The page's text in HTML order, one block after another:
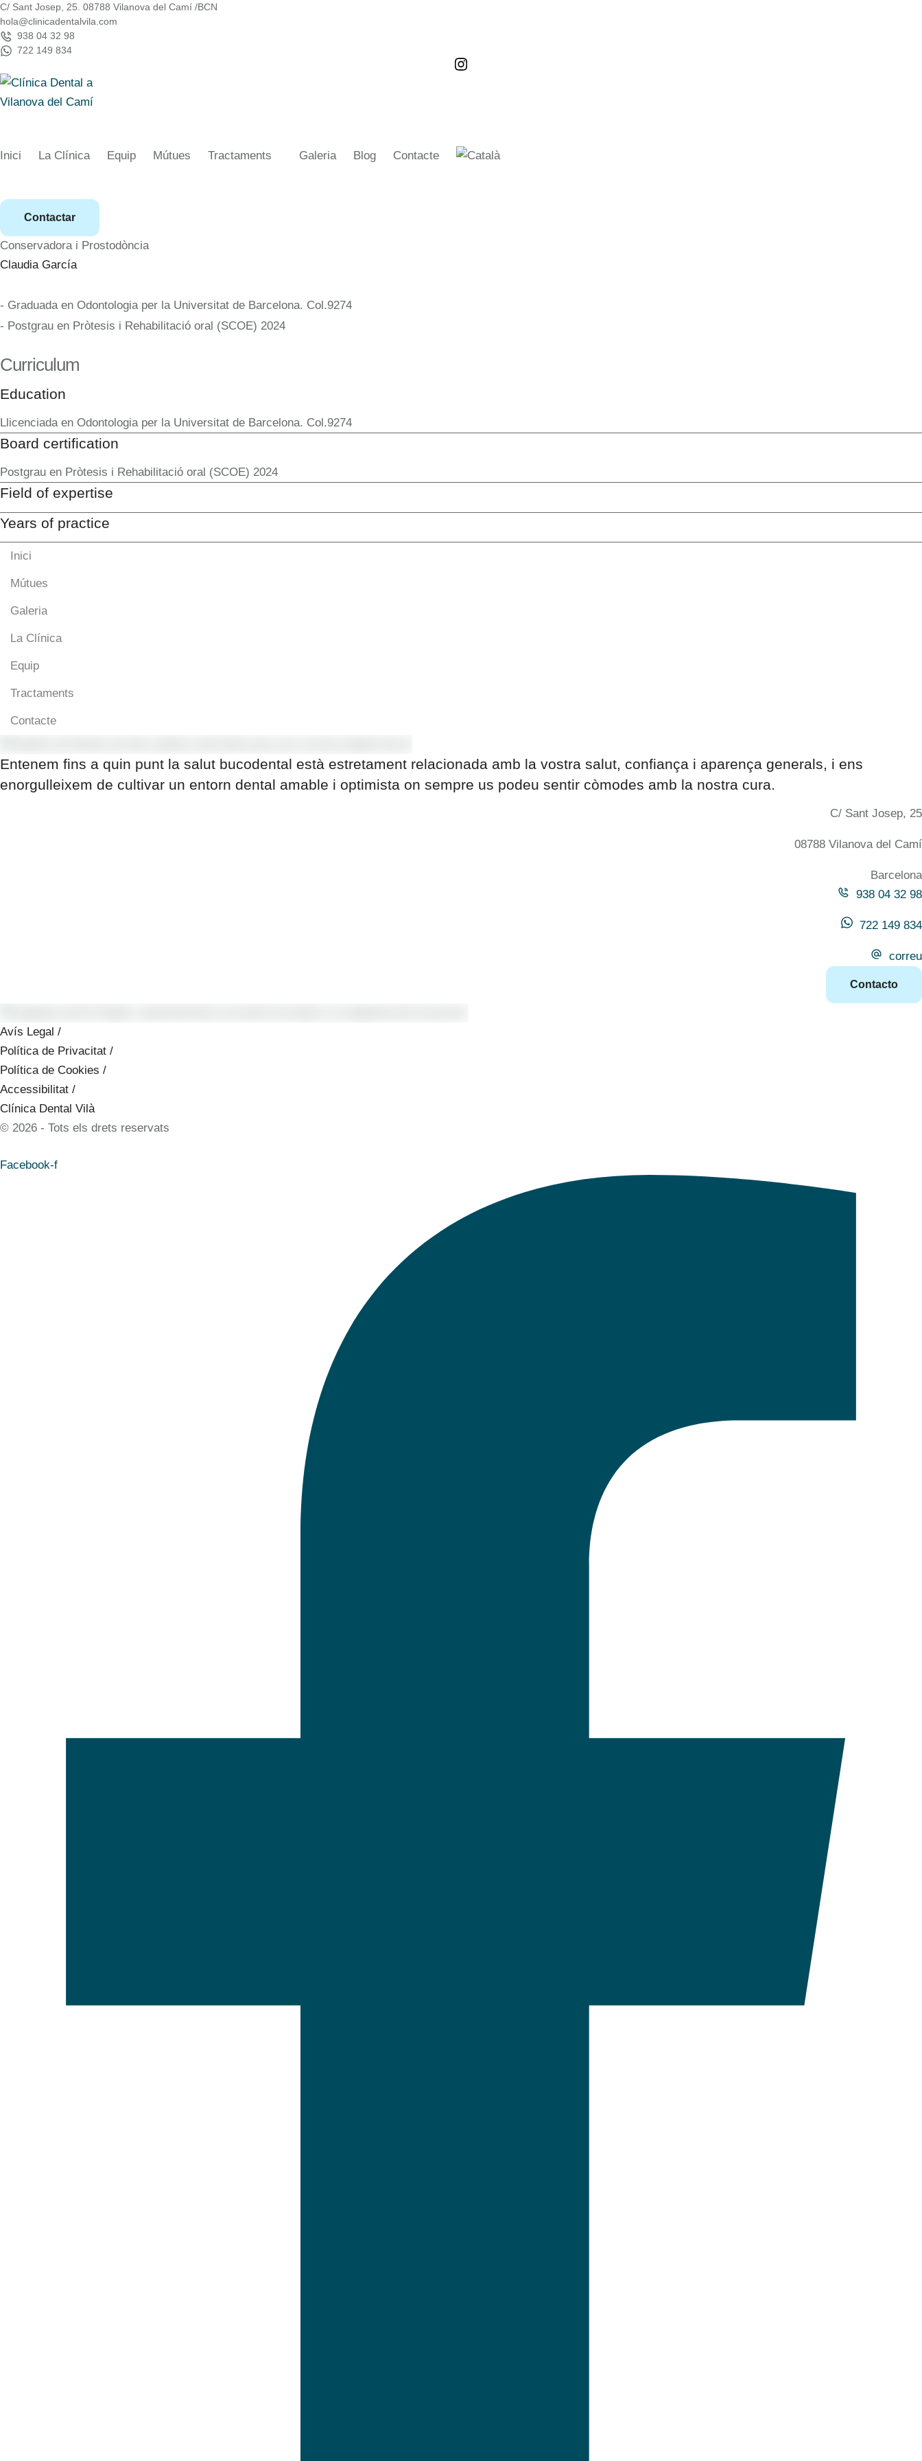
C/ Sant Josep, 25. 08788 Vilanova del Camí /BCN
hola@clinicadentalvila.com
938 04 32 98
722 149 834
Inici La Clínica Equip Mútues Tractaments Galeria Blog Contacte
Contactar
Conservadora i Prostodòncia
Claudia García
- Graduada en Odontologia per la Universitat de Barcelona. Col.9274
- Postgrau en Pròtesis i Rehabilitació oral (SCOE) 2024
Curriculum
Education
Llicenciada en Odontologia per la Universitat de Barcelona. Col.9274
Board certification
Postgrau en Pròtesis i Rehabilitació oral (SCOE) 2024
Field of expertise
Years of practice
Inici
Mútues
Galeria
La Clínica
Equip
Tractaments
Contacte
Entenem fins a quin punt la salut bucodental està estretament relacionada amb la vostra salut, confiança i aparença generals, i ens
enorgulleixem de cultivar un entorn dental amable i optimista on sempre us podeu sentir còmodes amb la nostra cura.
C/ Sant Josep, 25
08788 Vilanova del Camí
Barcelona
938 04 32 98
722 149 834
correu
Contacto
Avís Legal /
Política de Privacitat /
Política de Cookies /
Accessibilitat /
Clínica Dental Vilà
© 2026 - Tots els drets reservats
Facebook-f